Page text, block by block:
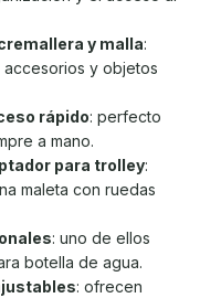
y malla:
y objetos
rápido: perfecto
a mano.
para trolley:
maleta con ruedas
: uno de ellos
botella de agua.
: ofrecen